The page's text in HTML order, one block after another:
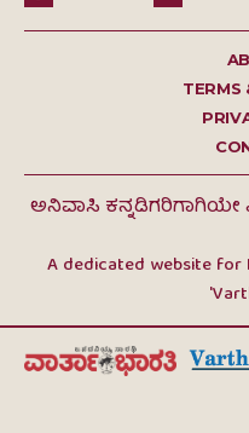
TERMS
ಅನಿವಾಸಿ
A dedicated website for